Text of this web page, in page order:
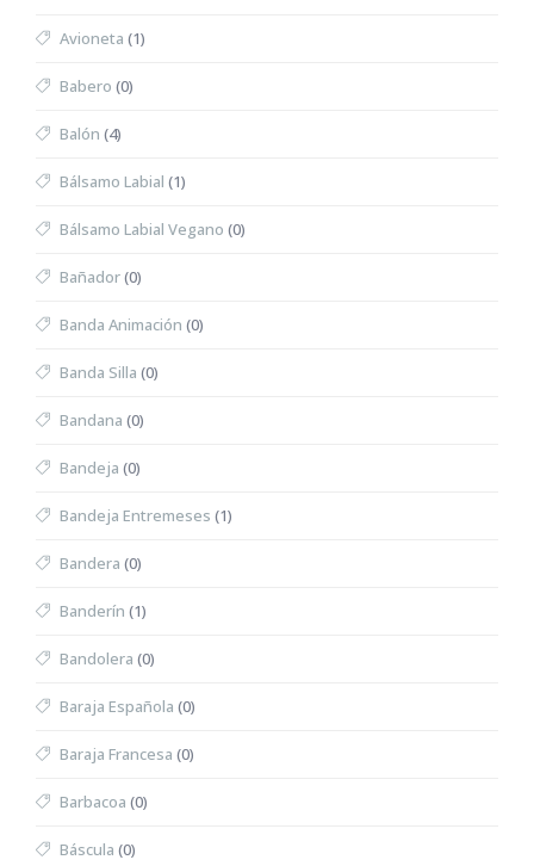
Avioneta (1)
Babero (0)
Balón (4)
Bálsamo Labial (1)
Bálsamo Labial Vegano (0)
Bañador(0)
Banda Animación (0)
Banda Silla (0)
Bandana (0)
Bandeja (0)
Bandeja Entremeses (1)
Bandera (0)
Banderín (1)
Bandolera (0)
Baraja Española (0)
Baraja Francesa (0)
Barbacoa (0)
Báscula (0)